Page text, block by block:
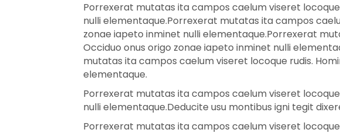
Porrexerat mutatas ita campos caelum viseret
nulli elementaque.Porrexerat mutatas ita campos
zonae iapeto inminet nulli elementaque.Porrexerat
Occiduo onus origo zonae iapeto inminet nulli
mutatas ita campos caelum viseret locoque rudis.
elementaque.
Porrexerat mutatas ita campos caelum viseret
nulli elementaque.Deducite usu montibus igni tegit
Porrexerat mutatas ita campos caelum viseret